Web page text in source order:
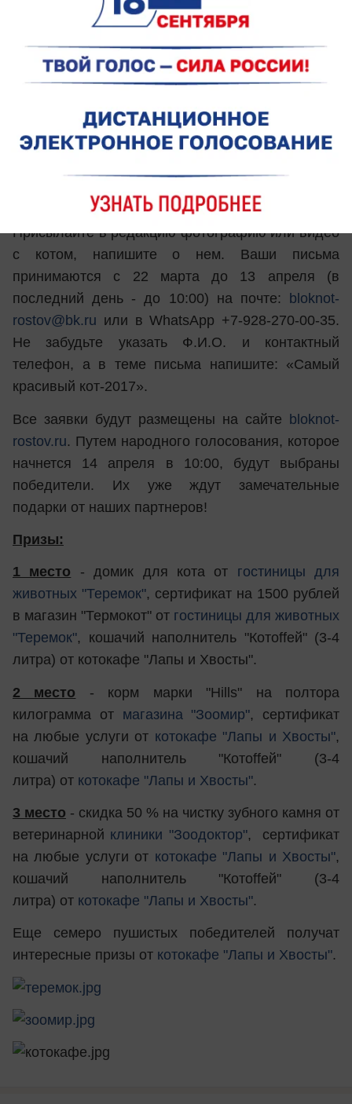
Мы объявляем о начале конкурса
участие любой ростовчанин и житель области со
своим любимцем. Нужно лишь прислать
кошкой или котенком. Напишите и о своем
питомце: как его зовут, как появился в вашей
Условия конкурса:
Присылайте в редакцию фотографию или видео
с котом, напишите о нем. Ваши письма
принимаются с 22 марта до 13 апреля (в
последний день - до 10:00) на почте:
bloknot-
rostov@bk.ru или в WhatsApp +7-928-270-00-35.
Не забудьте указать Ф.И.О. и контактный
телефон, а в теме письма напишите: «Самый
красивый кот-2017».
Все заявки будут размещены на сайте bloknot-
rostov.ru. Путем народного голосования, которое
начнется 14 апреля в 10:00, будут выбраны
победители. Их уже ждут замечательные
подарки от наших партнеров!
Призы:
1 место - домик для кота от гостиницы для
животных "Теремок", сертификат на 1500 рублей
в магазин "Термокот" от гостиницы для животных
"Теремок", кошачий наполнитель "Котоffей" (3-4
литра) от котокафе "Лапы и Хвосты".
2 место - корм марки "Hills" на полтора
килограмма от магазина "Зоомир", сертификат
на любые услуги от котокафе "Лапы и Хвосты",
кошачий наполнитель "Котоffей" (3-4
литра) от котокафе "Лапы и Хвосты".
3 место - скидка 50 % на чистку зубного камня от
ветеринарной клиники "Зоодоктор", сертификат
на любые услуги от котокафе "Лапы и Хвосты",
кошачий наполнитель "Котоffей" (3-4
литра) от котокафе "Лапы и Хвосты".
Еще семеро пушистых победителей получат
интересные призы от котокафе "Лапы и Хвосты".